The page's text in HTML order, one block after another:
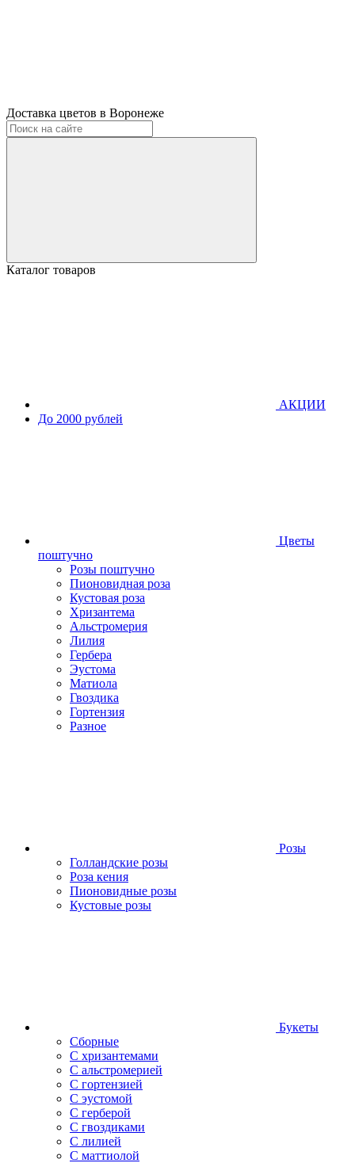
Доставка цветов в Воронеже
Каталог товаров
АКЦИИ
До 2000 рублей
Цветы
поштучно
Розы поштучно
Пионовидная роза
Кустовая роза
Хризантема
Альстромерия
Лилия
Гербера
Эустома
Матиола
Гвоздика
Гортензия
Разное
Розы
Голландские розы
Роза кения
Пионовидные розы
Кустовые розы
Букеты
Сборные
С хризантемами
С альстромерией
С гортензией
С эустомой
С герберой
С гвоздиками
С лилией
С маттиолой